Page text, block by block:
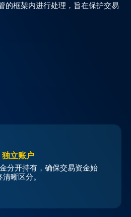
的框架内进行处理，旨在保护交易
独立账户
分开持有，确保交易资金始
清晰区分。